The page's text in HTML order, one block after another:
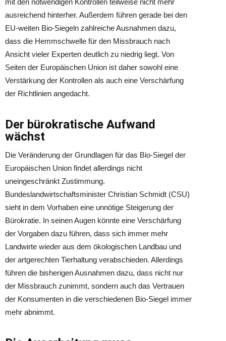
mit den notwendigen Kontrollen teilweise nicht mehr
ausreichend hinterher. Außerdem führen gerade bei den
EU-weiten Bio-Siegeln zahlreiche Ausnahmen dazu,
dass die Hemmschwelle für den Missbrauch nach
Ansicht vieler Experten deutlich zu niedrig liegt. Von
Seiten der Europäischen Union ist daher sowohl eine
Verstärkung der Kontrollen als auch eine Verschärfung
der Richtlinien angedacht.
Der bürokratische Aufwand
wächst
Die Veränderung der Grundlagen für das Bio-Siegel der
Europäischen Union findet allerdings nicht
uneingeschränkt Zustimmung.
Bundeslandwirtschaftsminister Christian Schmidt (CSU)
sieht in dem Vorhaben eine unnötige Steigerung der
Bürokratie. In seinen Augen könnte eine Verschärfung
der Vorgaben dazu führen, dass sich immer mehr
Landwirte wieder aus dem ökologischen Landbau und
der artgerechten Tierhaltung verabschieden. Allerdings
führen die bisherigen Ausnahmen dazu, dass nicht nur
der Missbrauch zunimmt, sondern auch das Vertrauen
der Konsumenten in die verschiedenen Bio-Siegel immer
mehr abnimmt.